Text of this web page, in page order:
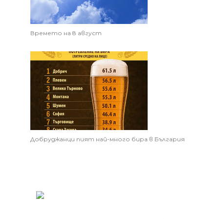
Времето на 8 август
Добруджанци пият най-много бира в България